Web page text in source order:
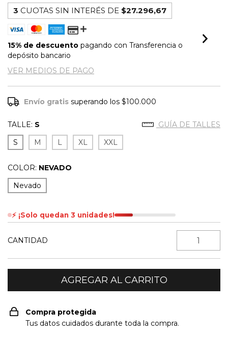
3 CUOTAS SIN INTERÉS DE $27.296,67
15% de descuento pagando con Transferencia o
depósito bancario
VER MEDIOS DE PAGO
Envío gratis superando los$100.000
TALLE: S
GUÍA DE TALLES
S
M L XL XXL
COLOR: NEVADO
Nevado
⚡ ¡Solo quedan 3 unidades!
CANTIDAD
Compra protegida
Tus datos cuidados durante toda la compra.